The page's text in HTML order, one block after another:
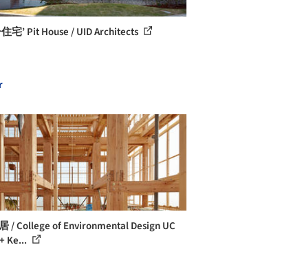
宅’ Pit House / UID Architects
/ College of Environmental Design UC
Ke...